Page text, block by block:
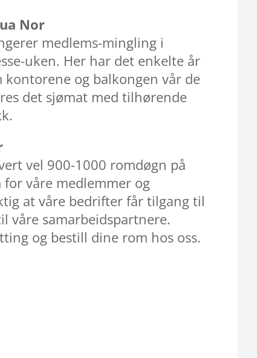
Nor
medlems-mingling i
uken. Her har det enkelte år
og balkongen vår de
det sjømat med tilhørende
vel 900-1000 romdøgn på
våre medlemmer og
at våre bedrifter får tilgang til
våre samarbeidspartnere.
og bestill dine rom hos oss.